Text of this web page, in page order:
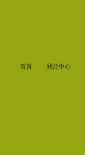
首頁 關於中心